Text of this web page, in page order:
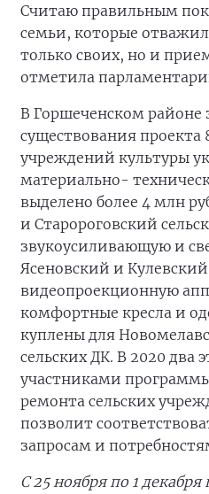
Считаю правильным
семьи, которые
только своих, но и
отметила
В Горшеченском районе
существования проекта
учреждений культуры
материально-
выделено более 4 млн
и Старороговский
звукоусиливающую и
Ясеновский и
видеопроекционную
комфортные кресла и
куплены для
сельских ДК. В 2020 два
участниками
ремонта сельских
позволит
запросам и
С 25 ноября по 1